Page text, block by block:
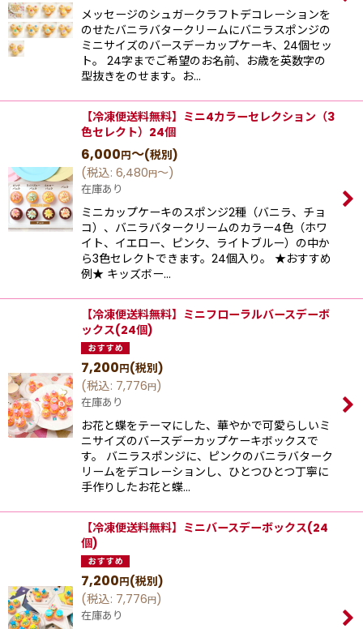
メッセージのシュガークラフトデコレーションを
のせたバニラバタークリームにバニラスポンジの
ミニサイズのバースデーカップケーキ、24個セッ
ト。 24字までご希望のお名前、お歳を英数字の
型抜きをのせます。お…
【冷凍便送料無料】ミニ4カラーセレクション（3
色セレクト）24個
6,000円～(税別)
(税込: 6,480円～)
在庫あり
ミニカップケーキのスポンジ2種（バニラ、チョ
コ）、バニラバタークリームのカラー4色（ホワ
イト、イエロー、ピンク、ライトブルー）の中か
ら3色セレクトできます。24個入り。 ★おすすめ
例★ キッズボー…
【冷凍便送料無料】ミニフローラルバースデーボ
ックス(24個)
7,200円(税別)
(税込: 7,776円)
在庫あり
お花と蝶をテーマにした、華やかで可愛らしいミ
ニサイズのバースデーカップケーキボックスで
す。 バニラスポンジに、ピンクのバニラバターク
リームをデコレーションし、ひとつひとつ丁寧に
手作りしたお花と蝶…
【冷凍便送料無料】ミニバースデーボックス(24
個)
7,200円(税別)
(税込: 7,776円)
在庫あり